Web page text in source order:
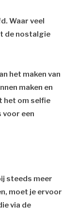
Waar veel
de nostalgie
het maken van
maken en
het om selfie
voor een
steeds meer
moet je ervoor
via de